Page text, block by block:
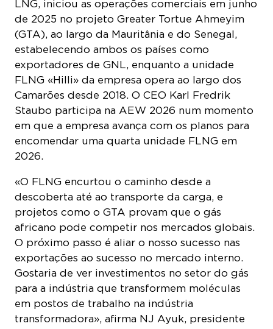
de 2025 no projeto Greater Tortue Ahmeyim
(GTA), ao largo da Mauritânia e do Senegal,
estabelecendo ambos os países como
exportadores de GNL, enquanto a unidade
FLNG «Hilli» da empresa opera ao largo dos
Camarões desde 2018. O CEO Karl Fredrik
Staubo participa na AEW 2026 num momento
em que a empresa avança com os planos para
encomendar uma quarta unidade FLNG em
2026.
descoberta até ao transporte da carga, e
projetos como o GTA provam que o gás
africano pode competir nos mercados globais.
O próximo passo é aliar o nosso sucesso nas
exportações ao sucesso no mercado interno.
Gostaria de ver investimentos no setor do gás
para a indústria que transformem moléculas
em postos de trabalho na indústria
transformadora», afirma NJ Ayuk, presidente
executivo da Câmara Africana de Energia.